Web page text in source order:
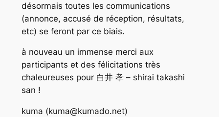
désormais toutes les communications
(annonce, accusé de réception, résultats,
etc) se feront par ce biais.
à nouveau un immense merci aux
participants et des félicitations très
chaleureuses pour 白井 孝 – shirai takashi
san !
kuma (kuma@kumado.net)